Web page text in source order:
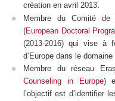
création en avril 2013.
Membre du Comité
(European Doctoral
(2013-2016) qui vise à
d’Europe dans le
Membre du réseau
Counseling in Europe)
l’objectif est d’identifier